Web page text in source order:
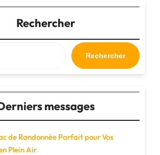
mesure
essentielle
pour
évaluer
nos
déplacements"
Rechercher
Rechercher
messages
de Randonnée Parfait pour Vos
Plein Air